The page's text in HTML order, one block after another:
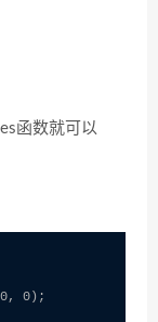
函数就可以
0, 0);